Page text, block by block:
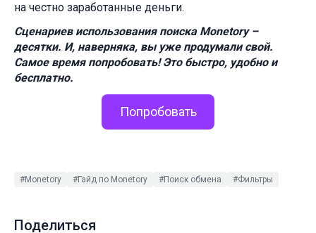
на честно заработанные деньги.
Сценариев использования поиска Monetory –
десятки. И, наверняка, вы уже продумали свой.
Самое время попробовать! Это быстро, удобно и
бесплатно.
Попробовать
#Monetory #Гайд по Monetory #Поиск обмена #Фильтры
Поделиться